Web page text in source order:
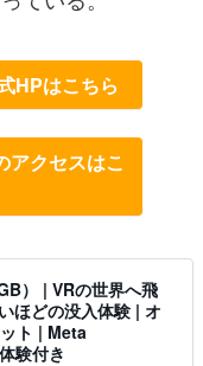
HPはこちら
アクセスはこ
） | VRの世界へ飛
ほどの没入体験 | オ
ト | Meta
験付き